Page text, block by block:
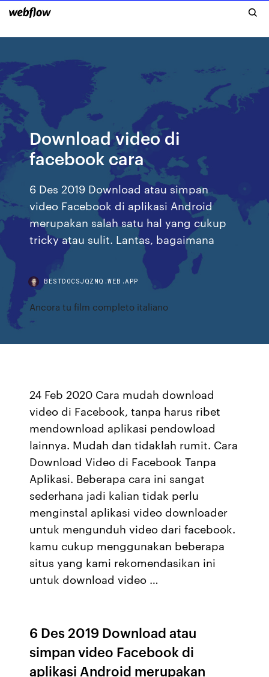
Download video di
facebook cara
6 Des 2019 Download atau simpan
video Facebook di aplikasi Android
merupakan salah satu hal yang cukup
tricky atau sulit. Lantas, bagaimana
BESTDOCSJQZMQ.WEB.APP
Ancora tu film completo italiano
24 Feb 2020 Cara mudah download
video di Facebook, tanpa harus ribet
mendownload aplikasi pendowload
lainnya. Mudah dan tidaklah rumit. Cara
Download Video di Facebook Tanpa
Aplikasi. Beberapa cara ini sangat
sederhana jadi kalian tidak perlu
menginstal aplikasi video downloader
untuk mengunduh video dari facebook.
kamu cukup menggunakan beberapa
situs yang kami rekomendasikan ini
untuk download video …
6 Des 2019 Download atau
simpan video Facebook di
aplikasi Android merupakan